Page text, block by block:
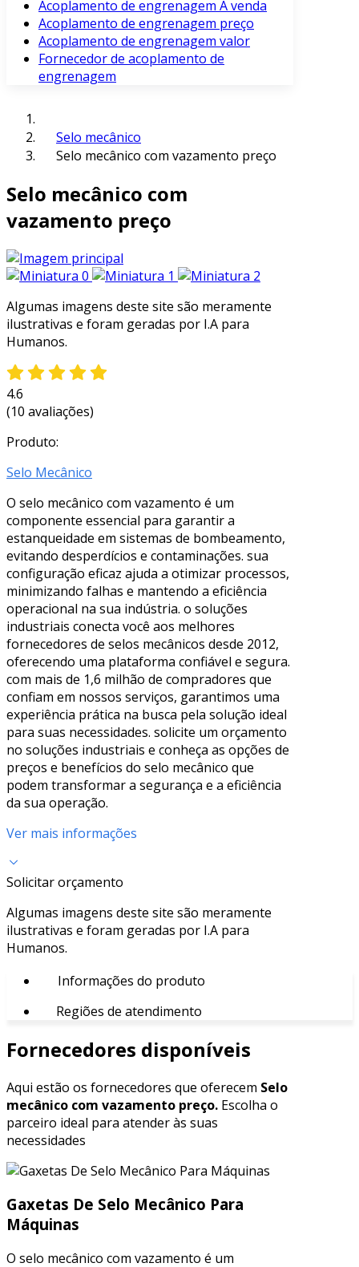
Acoplamento de engrenagem À venda
Acoplamento de engrenagem preço
Acoplamento de engrenagem valor
Fornecedor de acoplamento de
engrenagem
Selo mecânico
Selo mecânico com vazamento preço
Selo mecânico com
vazamento preço
Algumas imagens deste site são meramente
ilustrativas e foram geradas por I.A para
Humanos.
4.6
(10 avaliações)
Produto:
Selo Mecânico
O selo mecânico com vazamento é um
componente essencial para garantir a
estanqueidade em sistemas de bombeamento,
evitando desperdícios e contaminações. sua
configuração eficaz ajuda a otimizar processos,
minimizando falhas e mantendo a eficiência
operacional na sua indústria. o soluções
industriais conecta você aos melhores
fornecedores de selos mecânicos desde 2012,
oferecendo uma plataforma confiável e segura.
com mais de 1,6 milhão de compradores que
confiam em nossos serviços, garantimos uma
experiência prática na busca pela solução ideal
para suas necessidades. solicite um orçamento
no soluções industriais e conheça as opções de
preços e benefícios do selo mecânico que
podem transformar a segurança e a eficiência
da sua operação.
Ver mais informações
Solicitar orçamento
Algumas imagens deste site são meramente
ilustrativas e foram geradas por I.A para
Humanos.
Informações do produto
Regiões de atendimento
Fornecedores disponíveis
Aqui estão os fornecedores que oferecem Selo
mecânico com vazamento preço. Escolha o
parceiro ideal para atender às suas
necessidades
Gaxetas De Selo Mecânico Para
Máquinas
O selo mecânico com vazamento é um